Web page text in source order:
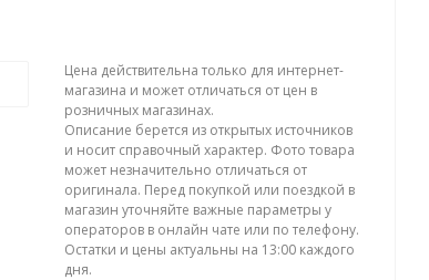
Цена действительна только для интернет-
магазина и может отличаться от цен в
розничных магазинах.
Описание берется из открытых источников
и носит справочный характер. Фото товара
может незначительно отличаться от
оригинала. Перед покупкой или поездкой в
магазин уточняйте важные параметры у
операторов в онлайн чате или по телефону.
Остатки и цены актуальны на 13:00 каждого
дня.